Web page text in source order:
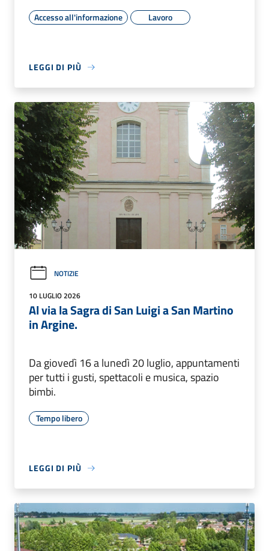
Accesso all'informazione Lavoro
LEGGI DI PIÙ
NOTIZIE
10 LUGLIO 2026
Al via la Sagra di San Luigi a San Martino
in Argine.
Da giovedì 16 a lunedì 20 luglio, appuntamenti
per tutti i gusti, spettacoli e musica, spazio
bimbi.
Tempo libero
LEGGI DI PIÙ